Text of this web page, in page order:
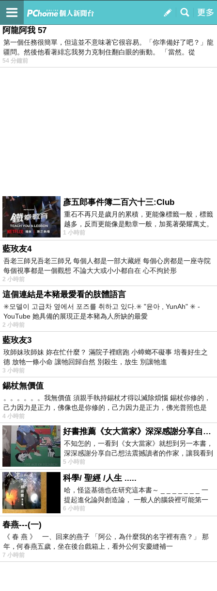
我的
最新文章
阿龍阿我 57
第一個任務很簡單，但這並不意味著它很容易。「你準備好了吧？」龍
疆問。然後他看著緋忘我努力克制住翻白眼的衝動。 「當然。從
54 分鐘前
彥五郎事件簿二百六十三:Club
重石不再只是歲月的累積，更能像標籤一般，標籤
越多，反而更能像是勳章一般，加冕著榮耀萬丈。
習慣一如縱容，成了再難輕輕放下的罪證
1 小時前
藍玫友4
吾老三師兄吾老三師兄 每個人都是一部大藏經 每個心房都是一座寺院
每個視事都是一個觀想 不論大大或小小都自在 心不拘於形
2 小時前
這個連結是本豬最愛看的肢體語言
✳️모델이 고급차 옆에서 포즈를 취하고 있다.✳️ "윤아 , YunAh" ✳️ -
YouTube 她具備的展現正是本豬為人所缺的最愛
2 小時前
藍玫友3
玫師妹玫師妹 妳在忙什麼？ 滿院子裡瞎跑 小蟑螂不礙事 培養好生之
德 放牠一條小命 讓牠回歸自然 別殺生，放生 別讓牠進
3 小時前
錫杖無價值
。。。。。。我無價值 須親手執持錫杖才得以滅除煩惱 錫杖你修的，
己力因力是正力，佛像也是你修的，己力因力是正力，佛光普照也是
4 小時前
好書推薦《女大當家》深深感謝分享自己想法震撼讀者的作家，讓我看到不同樣貌的家庭！
不知怎的，一看到《女大當家》就想到另一本書，
深深感謝分享自己想法震撼讀者的作家，讓我看到
不同樣貌的家庭！ 《女大
5 小時前
科學/ 聖經 /人生 .....
哈，怪盜基德也在研究這本書～ _ _ _ _ _ _ _ 一
提起進化論與創造論， 一般人的腦袋裡可能第一
時間就有「 進化論很科
6 小時前
春燕---(一)
《 春 燕 》 一、回來的燕子 「阿公，為什麼我的名字裡有燕？」 那
年，何春燕五歲，坐在後台戲箱上，看外公何安慶縫補一
7 小時前